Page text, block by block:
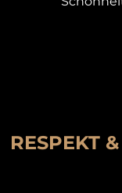
RESPEKT